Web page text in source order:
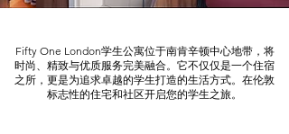
Fifty One London学生公寓位于南肯辛顿中心地带，将
时尚、精致与优质服务完美融合。它不仅仅是一个住宿
之所，更是为追求卓越的学生打造的生活方式。在伦敦
标志性的住宅和社区开启您的学生之旅。